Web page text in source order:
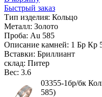
Быстрый заказ
Тип изделия: Кольцо
Металл: Золото
Проба: Au 585
Описание камней: 1 Бр Кр
Вставки: Бриллиант
склад: Питер
Вес: 3.6
03355-1бр/бк
585)